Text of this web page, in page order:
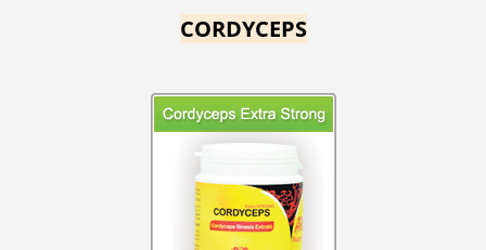
CORDYCEPS